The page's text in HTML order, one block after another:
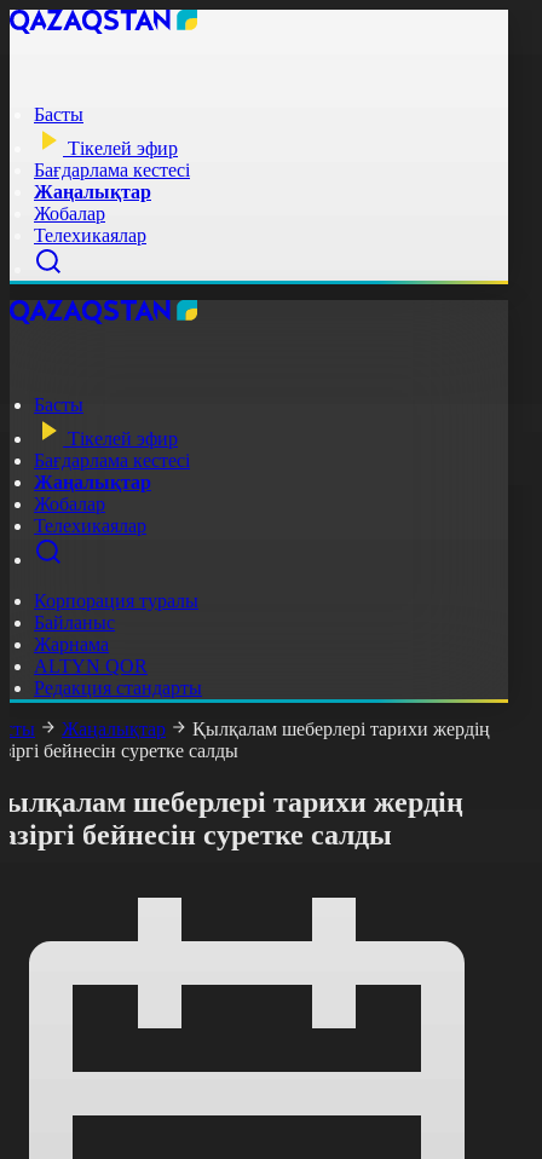
Басты
Тікелей эфир
Бағдарлама кестесі
Жаңалықтар
Жобалар
Телехикаялар
Басты
Тікелей эфир
Бағдарлама кестесі
Жаңалықтар
Жобалар
Телехикаялар
Корпорация туралы
Байланыс
Жарнама
ALTYN QOR
Редакция стандарты
Жаңалықтар
Қылқалам шеберлері тарихи жердің
бейнесін суретке салды
шеберлері тарихи жердің
бейнесін суретке салды